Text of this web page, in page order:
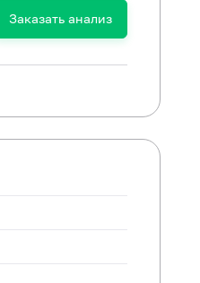
Заказать анализ